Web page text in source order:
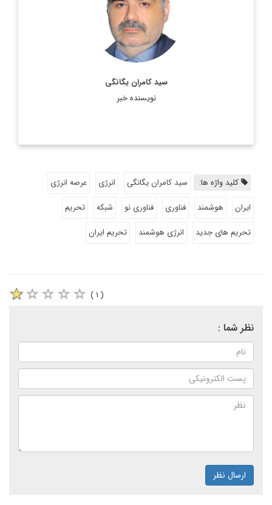
سید کامران یگانگی
نویسنده خبر
اطلاعات بیشتر
کلید واژه ها: سید کامران یگانگی انرژی
عرصه انرژی
ایران
هوشمند فناوری فناوری نو شبکه
تحریم
تحریم های جدید
انرژی هوشمند تحریم ایران
( ۱ )
نظر شما :
ارسال نظر